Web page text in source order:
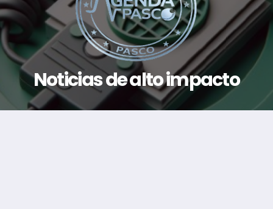
Noticias de alto impacto